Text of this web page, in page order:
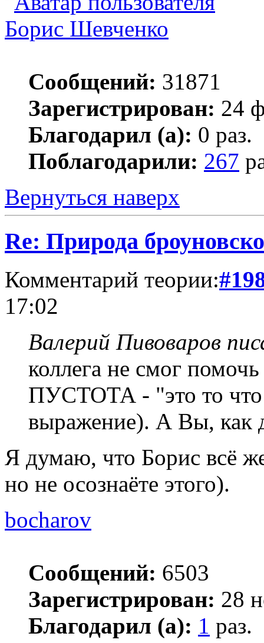
Борис Шевченко
Сообщений: 31871
Зарегистрирован: 24
Благодарил (а): 0 раз.
Поблагодарили: 267
Вернуться наверх
Re: Природа
Комментарий теории:
17:02
Валерий Пивоваров
коллега не смог
ПУСТОТА - "это то что
выражение). А Вы, как
Я думаю, что Борис всё
но не осознаёте этого).
bocharov
Сообщений: 6503
Зарегистрирован: 28
Благодарил (а): 1 раз.